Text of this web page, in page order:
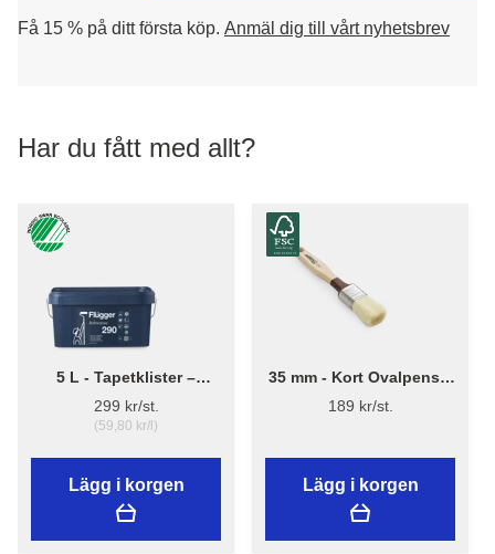
Få 15 % på ditt första köp. Anmäl dig till vårt nyhetsbrev
Har du fått med allt?
5 L - Tapetklister –
Flügger Adhesive 290
299 kr/st.
(59,80 kr/l)
Lägg i korgen
35 mm - Kort Ovalpensel
High Finish 1179 -
Flügger
189 kr/st.
Lägg i korgen